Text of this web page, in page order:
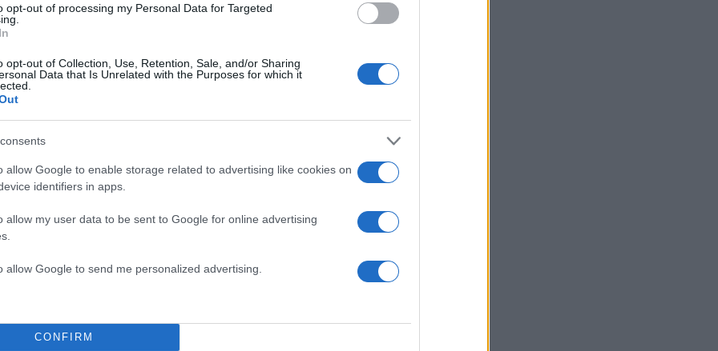
opt-out of processing my Personal Data for Targeted
opt-out of Collection, Use, Retention, Sale, and/or Sharing
Data that Is Unrelated with the Purposes for which it
allow Google to enable storage related to advertising like cookies on
identifiers in apps.
allow my user data to be sent to Google for online advertising
allow Google to send me personalized advertising.
CONFIRM
Babydoll dress: Μοιάζει με νυχτικό και είναι